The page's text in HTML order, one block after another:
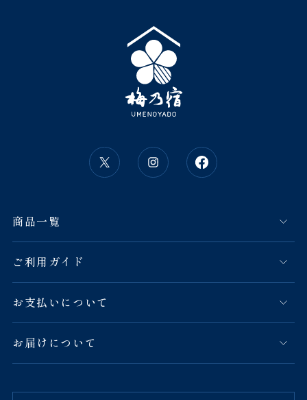
商品一覧
ご利用ガイド
お支払いについて
お届けについて